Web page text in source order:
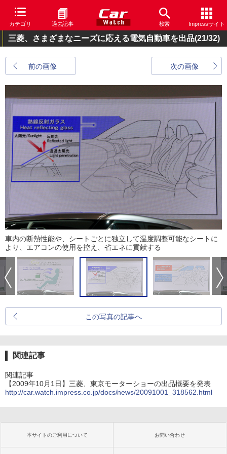
カテゴリ 過去記事 検索 Impressサイト
三菱、さまざまなニーズに応える電気自動車を出品(21/32)
前の画像 次の画像
車内の断熱性能や、シートごとに独立して温度調整可能なシートに
より、エアコンの使用を控え、省エネに貢献する
この写真の記事へ
関連記事
関連記事
【2009年10月1日】三菱、東京モーターショーの出品概要を発表
http://car.watch.impress.co.jp/docs/news/20091001_318562.html
本サイトのご利用について お問い合わせ